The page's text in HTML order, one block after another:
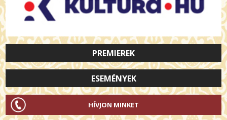
PREMIEREK
ESEMÉNYEK
HÍVJON MINKET